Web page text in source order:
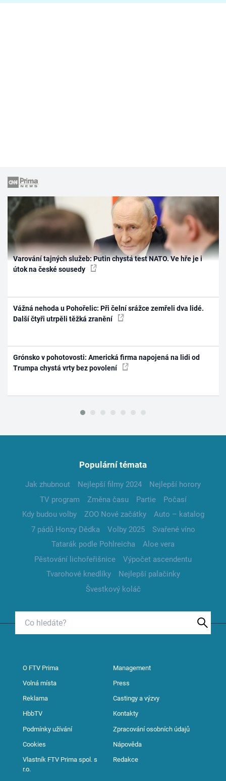
Varování tajných služeb: Putin chystá test NATO. Ve hře je i
útok na české sousedy
Vážná nehoda u Pohořelic: Při čelní srážce zemřeli dva lidé.
Další čtyři utrpěli těžká zranění
Grónsko v pohotovosti: Americká firma napojená na lidi od
Trumpa chystá vrty bez povolení
Populární témata
Jak zhubnout Nejlepší filmy 2024
Nejlepší horory
TV program
Změna času Partie
Počasí
Kdy budou volby
ZOO Nové začátky
Auto – katalog
7 pádů Honzy Dědka
Volby 2025
Svařené víno
Tatarák podle Pohlreicha
Aloe vera
Pěstování lichořeřišnice
Výpočet ascendentu
Tvarohové knedlíky
Nejlepší palačinky
Švestkový koláč
O FTV Prima Management
Volná místa Press
Reklama Castingy a výzvy
HbbTV Kontakty
Podmínky užívání Zpracování osobních údajů
Cookies Nápověda
Vlastník FTV Prima spol. s
r.o.
Redakce